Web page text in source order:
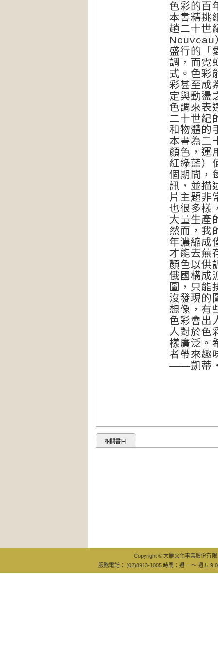
色彩的百
本書精挑
趟二十世
Nouveau
盛行的「
調，而霓
式。色彩
彩甚至成
定與動盪
色調來表
二十世紀
和物體的
本書為二
顏色，運
紅綠藍）
個期間，
訊，並描
片主題非
也很多樣
大量生產
然而，我
年濃縮成
才能去蕪
顏色以供
俄國構成
圖，只能
沒發現的
想像，有
色彩會出
人對於色
樣廣泛。
者帶來趣
——凱蒂
相關書目
Copyright © 大雁文化事業股份有
服務電話： (02)8913-1005 時間：週一 ～ 週五